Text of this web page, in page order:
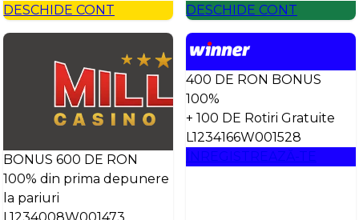
DESCHIDE CONT
DESCHIDE CONT
BONUS 600 DE RON
100% din prima depunere
la pariuri
400 DE RON BONUS
100%
+ 100 DE Rotiri Gratuite
L1234166W001528
ÎNREGISTREAZĂ-TE